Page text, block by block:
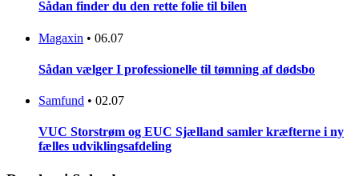
Sådan finder du den rette folie til bilen
Magaxin • 06.07
Sådan vælger I professionelle til tømning af dødsbo
Samfund • 02.07
VUC Storstrøm og EUC Sjælland samler kræfterne i ny
fælles udviklingsafdeling